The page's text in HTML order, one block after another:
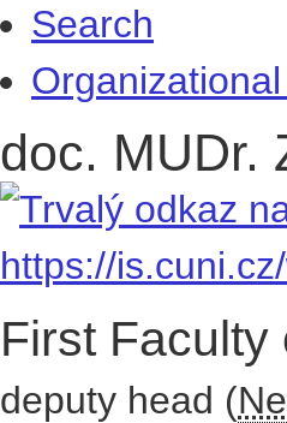
Search
doc. MUDr.
First Faculty
deputy head (